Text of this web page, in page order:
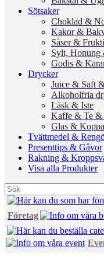
Sötsaker
Choklad &
Kakor &
Såser &
Sylt, Honung
Godis &
Drycker
Juice & Saft
Alkoholfria
Läsk & Iste
Kaffe & Te
Glas &
Tvättmedel &
Presenttips & Gåvor
Rakning &
Visa alla Produkter
Företag